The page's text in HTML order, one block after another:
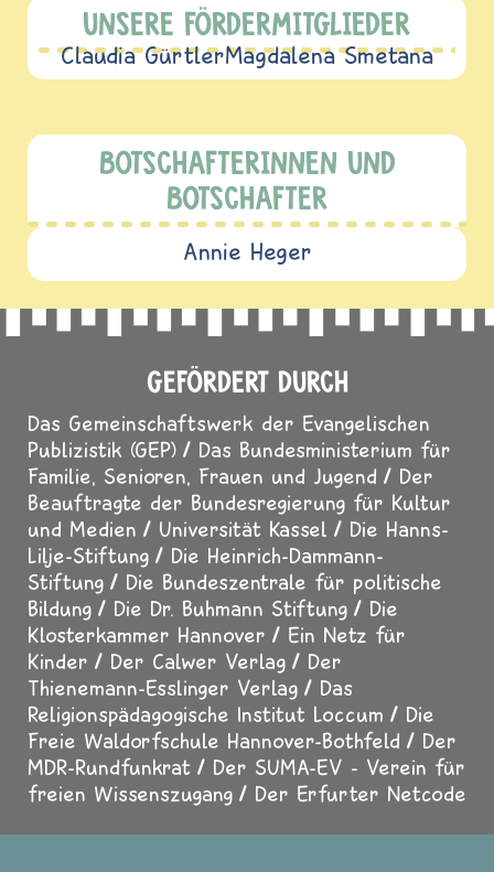
UNSERE FÖRDERMITGLIEDER
Claudia GürtlerMagdalena Smetana
BOTSCHAFTERINNEN UND
BOTSCHAFTER
Annie Heger
GEFÖRDERT DURCH
Das Gemeinschaftswerk der Evangelischen
Publizistik (GEP)
Das Bundesministerium für
Familie, Senioren, Frauen und Jugend
Der
Beauftragte der Bundesregierung für Kultur
und Medien
Universität Kassel
Die Hanns-
Lilje-Stiftung
Die Heinrich-Dammann-
Stiftung
Die Bundeszentrale für politische
Bildung
Die Dr. Buhmann Stiftung
Die
Klosterkammer Hannover
Ein Netz für
Kinder
Der Calwer Verlag
Der
Thienemann-Esslinger Verlag
Das
Religionspädagogische Institut Loccum
Die
Freie Waldorfschule Hannover-Bothfeld
Der
MDR-Rundfunkrat
Der SUMA-EV - Verein für
freien Wissenszugang
Der Erfurter Netcode